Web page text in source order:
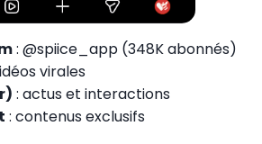
: @spiice_app (348K abonnés)
virales
: actus et interactions
: contenus exclusifs